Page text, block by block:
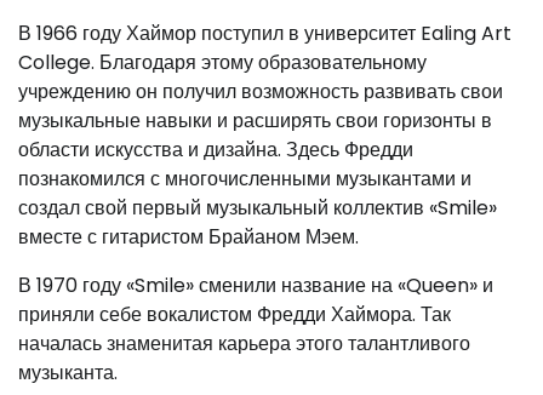
В 1966 году Хаймор поступил в университет Ealing Art
College. Благодаря этому образовательному
учреждению он получил возможность развивать свои
музыкальные навыки и расширять свои горизонты в
области искусства и дизайна. Здесь Фредди
познакомился с многочисленными музыкантами и
создал свой первый музыкальный коллектив «Smile»
вместе с гитаристом Брайаном Мэем.
В 1970 году «Smile» сменили название на «Queen» и
приняли себе вокалистом Фредди Хаймора. Так
началась знаменитая карьера этого талантливого
музыканта.